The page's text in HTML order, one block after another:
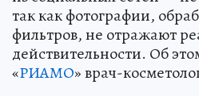
так как фотографии,
фильтров, не отражают
действительности. Об
«РИАМО» врач-